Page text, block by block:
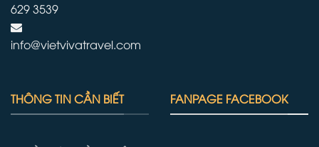
629 3539
info@vietvivatravel.com
THÔNG TIN CẦN BIẾT FANPAGE FACEBOOK